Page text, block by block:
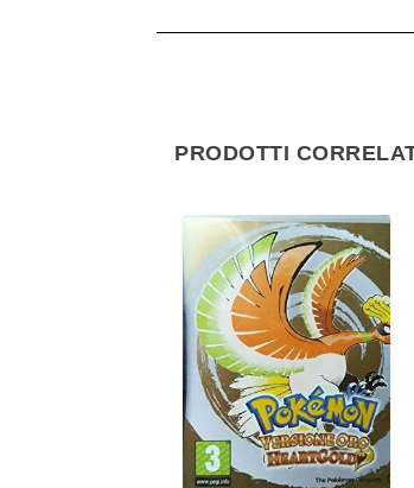
PRODOTTI